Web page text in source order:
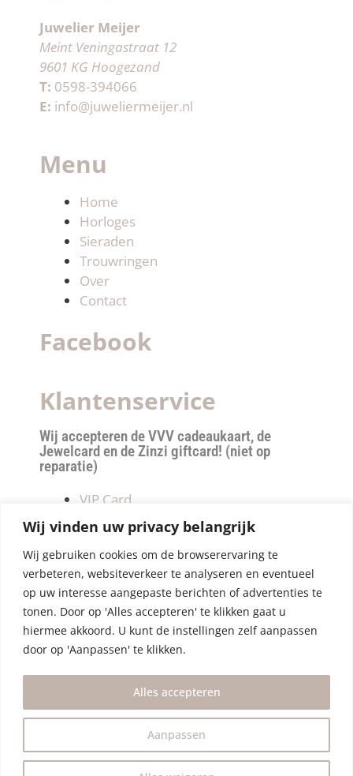
Wij vinden uw privacy belangrijk
Wij gebruiken cookies om de browserervaring te
verbeteren, websiteverkeer te analyseren en eventueel
op uw interesse aangepaste berichten of advertenties te
tonen. Door op 'Alles accepteren' te klikken gaat u
hiermee akkoord. U kunt de instellingen zelf aanpassen
door op 'Aanpassen' te klikken.
Aanpassen
Alles accepteren
Juwelier Meijer
Meint Veningastraat 12
9601 KG Hoogezand
T: 0598-394066
E: info@juweliermeijer.nl
Menu
Home
Horloges
Sieraden
Trouwringen
Over
Contact
Facebook
Klantenservice
Wij accepteren de VVV cadeaukaart, de
Jewelcard en de Zinzi giftcard! (niet op
reparatie)
VIP Card
Retourneren
Betalen & verzendkosten
Privacy Policy
Algemene Voorwaarden